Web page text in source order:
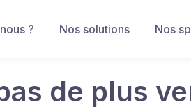
? Nos solutions Nos
de plus